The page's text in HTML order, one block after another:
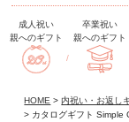
成人祝い
親へのギフト
/
卒業祝い
親へのギフト
HOME
内祝い・お返し
カタログギフト Simple